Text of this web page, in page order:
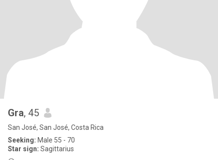
Gra, 45
San José, San José, Costa Rica
Seeking: Male 55 - 70
Star sign: Sagittarius